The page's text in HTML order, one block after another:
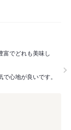
富でどれも美味し
心地が良いです。